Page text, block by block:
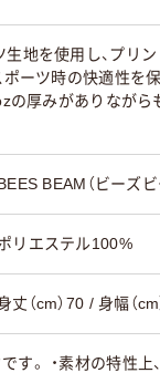
地を使用し、プリ
ーツ時の快適性を
厚みがありながら
BEAM（ビーズビ
リエステル100%
丈（cm）70 / 身幅（cm
。 ・素材の特性